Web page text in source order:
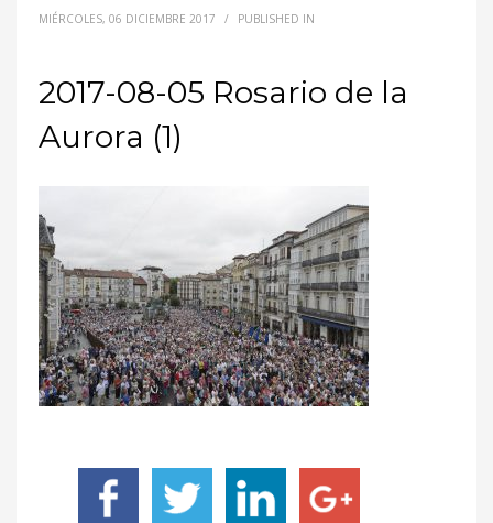
MIÉRCOLES, 06 DICIEMBRE 2017 / PUBLISHED IN
2017-08-05 Rosario de la
Aurora (1)